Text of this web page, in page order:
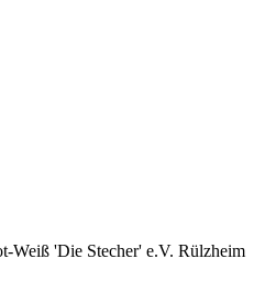
Weiß 'Die Stecher' e.V. Rülzheim